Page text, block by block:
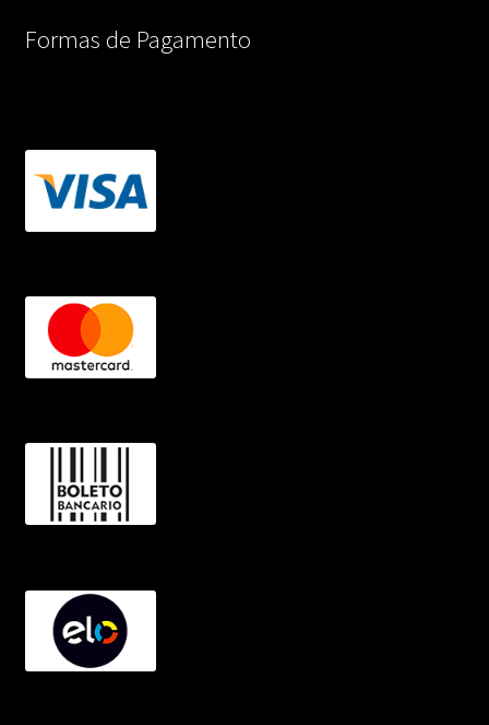
Formas de Pagamento